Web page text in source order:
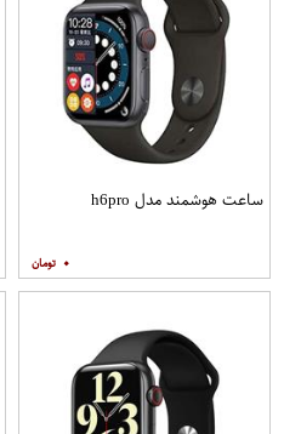
ساعت هوشمند مدل h6pro
۰